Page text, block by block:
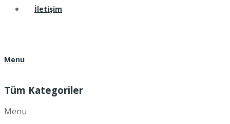
İletişim
Menu
Tüm Kategoriler
Menu